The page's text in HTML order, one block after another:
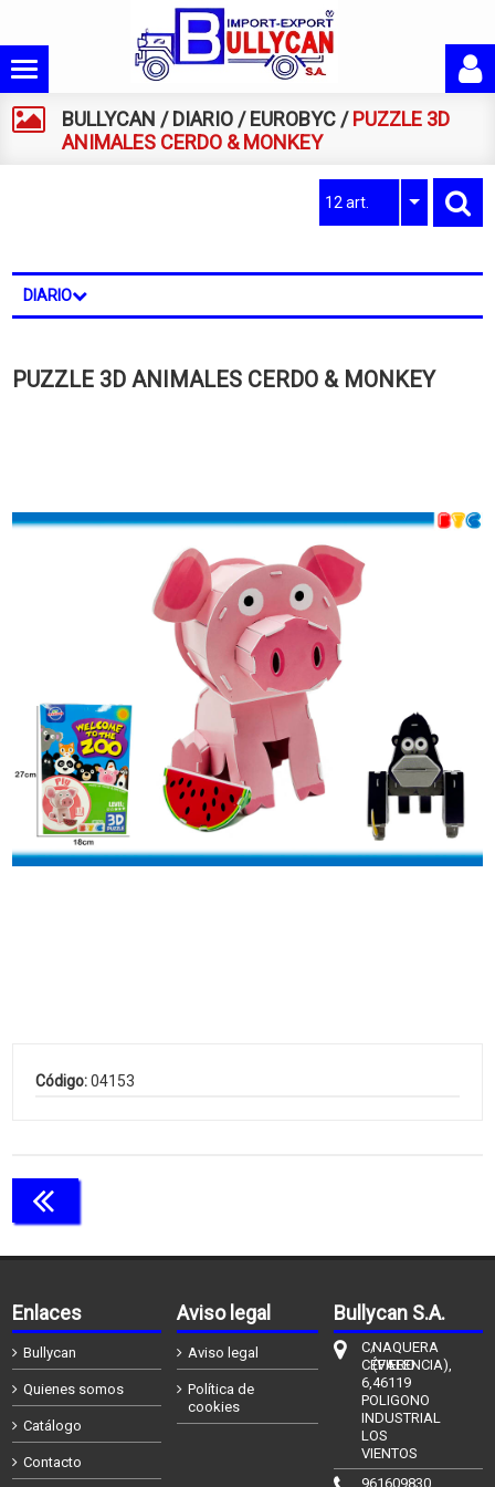
BULLYCAN / DIARIO /EUROBYC /PUZZLE 3D
ANIMALES CERDO & MONKEY
12 art.
DIARIO
PUZZLE 3D ANIMALES CERDO & MONKEY
Código:04153
Enlaces
Bullycan
Quienes somos
Catálogo
Contacto
Aviso legal
Aviso legal
Política de
cookies
Bullycan S.A.
C/
CÉFIERO
6,
POLIGONO
INDUSTRIAL
LOS
VIENTOS
NAQUERA
(VALENCIA),
46119
961609830